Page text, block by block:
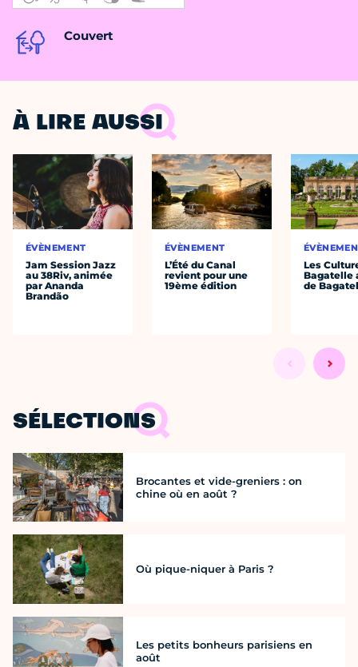
Couvert
À LIRE AUSSI
ÉVÈNEMENT
Jam Session Jazz
au 38Riv, animée
par Ananda
Brandão
ÉVÈNEMENT
L’Été du Canal
revient pour une
19ème édition
Les
Bagatelle
de
SÉLECTIONS
Brocantes et vide-greniers : on
chine où en août ?
Où pique-niquer à Paris ?
Les petits bonheurs parisiens en
août